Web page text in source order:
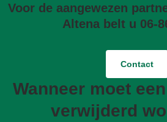
Voor de aangewezen
Altena belt u 06-
Contact
Wanneer moet
verwijderd